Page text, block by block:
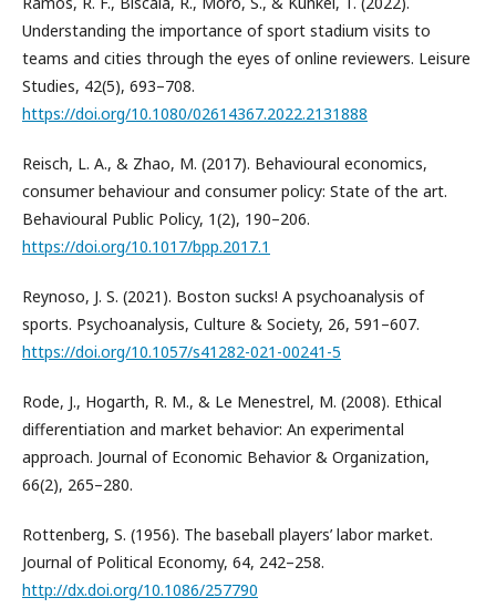
Understanding the importance of sport stadium visits to
teams and cities through the eyes of online reviewers. Leisure
Studies, 42(5), 693–708.
https://doi.org/10.1080/02614367.2022.2131888
Reisch, L. A., & Zhao, M. (2017). Behavioural economics,
consumer behaviour and consumer policy: State of the art.
Behavioural Public Policy, 1(2), 190–206.
https://doi.org/10.1017/bpp.2017.1
Reynoso, J. S. (2021). Boston sucks! A psychoanalysis of
sports. Psychoanalysis, Culture & Society, 26, 591–607.
https://doi.org/10.1057/s41282-021-00241-5
Rode, J., Hogarth, R. M., & Le Menestrel, M. (2008). Ethical
differentiation and market behavior: An experimental
approach. Journal of Economic Behavior & Organization,
66(2), 265–280.
Rottenberg, S. (1956). The baseball players’ labor market.
Journal of Political Economy, 64, 242–258.
http://dx.doi.org/10.1086/257790